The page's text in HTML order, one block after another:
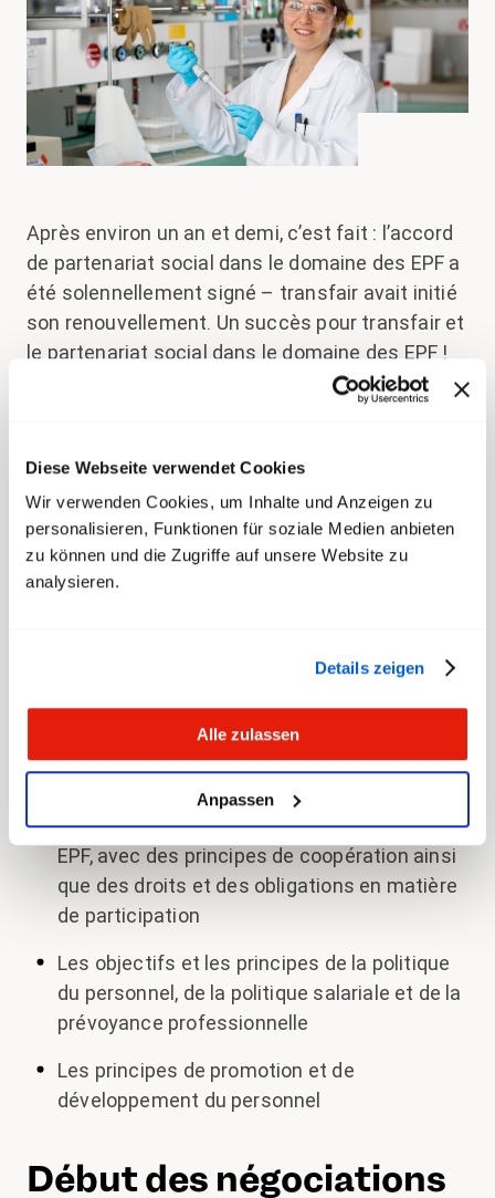
Diese Webseite verwendet Cookies
Wir verwenden Cookies, um Inhalte und Anzeigen zu
personalisieren, Funktionen für soziale Medien anbieten
zu können und die Zugriffe auf unsere Website zu
analysieren.
Details zeigen
Alle zulassen
Anpassen
Après environ un an et demi, c’est fait : l’accord
de partenariat social dans le domaine des EPF a
été solennellement signé – transfair avait initié
son renouvellement. Un succès pour transfair et
le partenariat social dans le domaine des EPF !
partenariat social
Cet accord renforce la collaboration entre les
syndicats et le domaine des EPF et ouvre la voie
à une politique du personnel moderne et tournée
trouver des solutions durables, dans l’intérêt du
personnel et du domaine des EPF. L’accord
concrétise les points suivants :
La reconnaissance des syndicats en tant
que partenaires sociaux dans le domaine des
EPF, avec des principes de coopération ainsi
que des droits et des obligations en matière
de participation
Les objectifs et les principes de la politique
du personnel, de la politique salariale et de la
prévoyance professionnelle
Les principes de promotion et de
développement du personnel
Début des négociations